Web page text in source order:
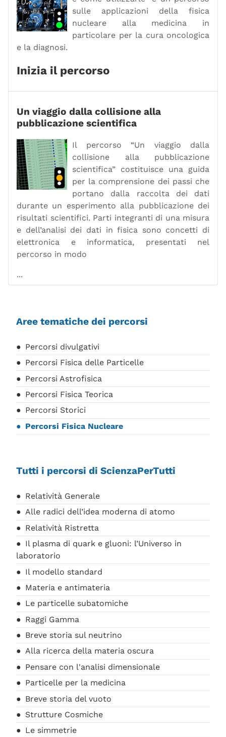
sulle applicazioni della fisica
nucleare alla medicina in
particolare per la cura oncologica
e la diagnosi.
Inizia il percorso
Un viaggio dalla collisione alla
pubblicazione scientifica
Il percorso “Un viaggio dalla
collisione alla pubblicazione
scientifica” costituisce una guida
per la comprensione dei passi che
portano dalla raccolta dei dati
durante un esperimento alla pubblicazione dei
risultati scientifici. Parti integranti di una misura
e dell’analisi dei dati in fisica sono concetti di
elettronica e informatica, presentati nel
percorso in modo
...
Aree tematiche dei percorsi
Percorsi divulgativi
Percorsi Fisica delle Particelle
Percorsi Astrofisica
Percorsi Fisica Teorica
Percorsi Storici
Percorsi Fisica Nucleare
Tutti i percorsi di ScienzaPerTutti
Relatività Generale
Alle radici dell’idea moderna di atomo
Relatività Ristretta
Il plasma di quark e gluoni: l’Universo in
laboratorio
Il modello standard
Materia e antimateria
Le particelle subatomiche
Raggi Gamma
Breve storia sul neutrino
Alla ricerca della materia oscura
Pensare con l'analisi dimensionale
Particelle per la medicina
Breve storia del vuoto
Strutture Cosmiche
Le simmetrie